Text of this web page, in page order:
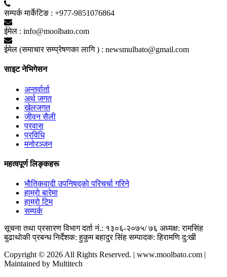
सम्पर्क मार्केटिङ : +977-9851076864
ईमेल : info@moolbato.com
ईमेल (समाचार सम्प्रेषणका लागि ) : newsmulbato@gmail.com
साइट नेभिगेसन
अन्तर्वार्ता
अर्थ जगत
खेलजगत
जीवन सैली
प्रवास
प्रविधि
मनोरञ्जन
महत्वपूर्ण लिङ्कहरू
भाैतिकवादी उपनिषद्काे परिचर्चा गरिने
हाम्राे बारेमा
हाम्राे टिम
सम्पर्क
सूचना तथा प्रसारण विभाग दर्ता नं.: १३०६-२०७५/ ७६ अध्यक्ष: रामसिंह
बुढाथाेकी प्रबन्ध निर्देशक: हुकुम बहादुर सिंह सम्पादक: हिरामणि दु:खी
Copyright © 2026 All Rights Reserved. | www.moolbato.com |
Maintained by Multitech